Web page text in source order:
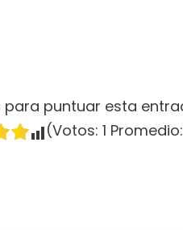
para puntuar esta
(Votos: 1